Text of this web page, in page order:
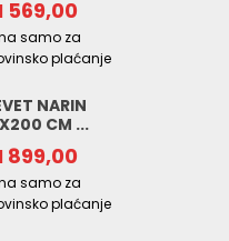
569,00
samo za
plaćanje
NARIN
CM ...
899,00
samo za
plaćanje